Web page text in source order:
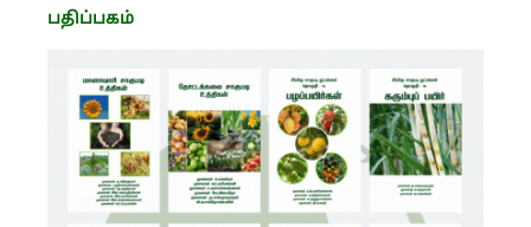
பதிப்பகம்